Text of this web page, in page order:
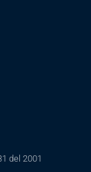
del 2001